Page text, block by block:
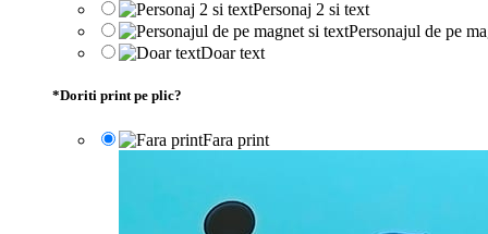
Personaj 2 si text
Personajul de pe
Doar text
*Doriti print pe plic?
Fara print